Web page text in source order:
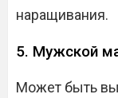
наращивания.
5. Мужской
Может быть